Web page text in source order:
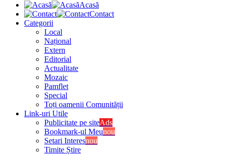
Acasă
Contact
Categorii
Local
Național
Extern
Editorial
Actualitate
Mozaic
Pamflet
Special
Toți oamenii Comunității
Link-uri Utile
Publicitate pe siteAds
Bookmark-ul Meunou
Setari Interesnou
Timite Știre